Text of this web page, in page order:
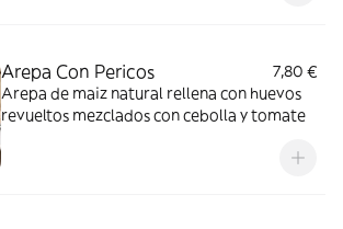
Arepa Con Pericos
7,80 €
Arepa de maiz natural rellena con huevos
revueltos mezclados con cebolla y tomate